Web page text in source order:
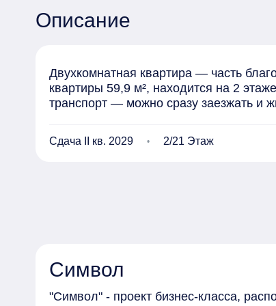
Описание
Двухкомнатная квартира — часть
квартиры 59,9 м², находится на 2
транспорт — можно сразу заезжать и
Сдача II кв. 2029 2/21 Этаж
Символ
"Символ" - проект бизнес-класса,